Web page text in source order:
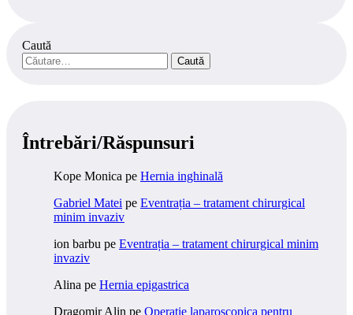
Caută
Caută
după:
Întrebări/Răspunsuri
Kope Monica pe Hernia inghinală
Gabriel Matei pe Eventrația – tratament chirurgical
minim invaziv
ion barbu pe Eventrația – tratament chirurgical minim
invaziv
Alina pe Hernia epigastrica
Dragomir Alin pe Operatie laparoscopica pentru